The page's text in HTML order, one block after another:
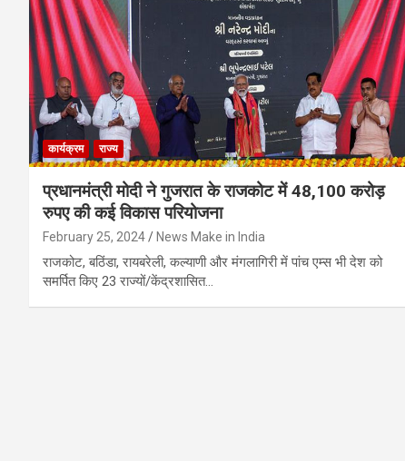
कार्यक्रम राज्य
प्रधानमंत्री मोदी ने गुजरात के राजकोट में 48,100 करोड़
रुपए की कई विकास परियोजना
February 25, 2024 News Make in India
राजकोट, बठिंडा, रायबरेली, कल्याणी और मंगलागिरी में पांच एम्स भी देश को
समर्पित किए 23 राज्यों/केंद्रशासित…